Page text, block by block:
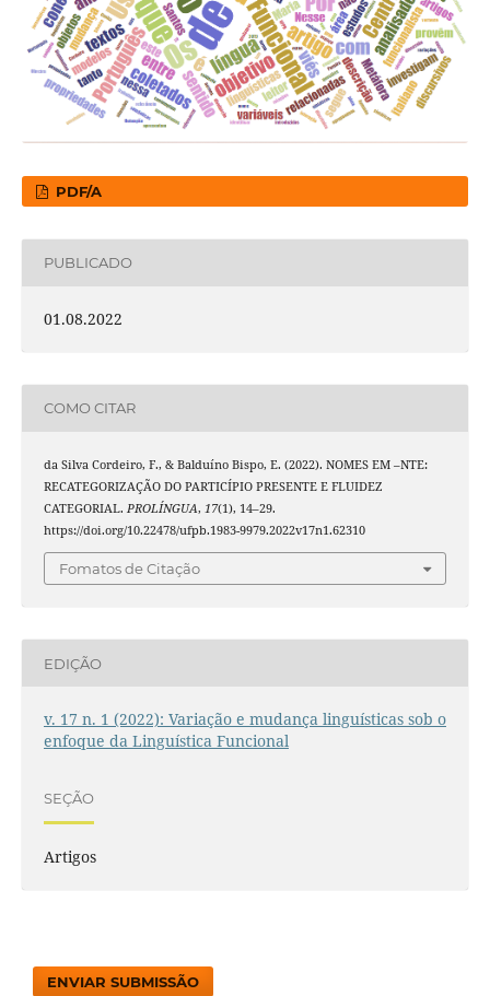
PDF/A
PUBLICADO
01.08.2022
COMO CITAR
da Silva Cordeiro, F., & Balduíno Bispo, E. (2022). NOMES EM –NTE:
RECATEGORIZAÇÃO DO PARTICÍPIO PRESENTE E FLUIDEZ
CATEGORIAL. PROLÍNGUA, 17(1), 14–29.
https://doi.org/10.22478/ufpb.1983-9979.2022v17n1.62310
Fomatos de Citação
EDIÇÃO
v. 17 n. 1 (2022): Variação e mudança linguísticas sob o
enfoque da Linguística Funcional
SEÇÃO
Artigos
ENVIAR SUBMISSÃO